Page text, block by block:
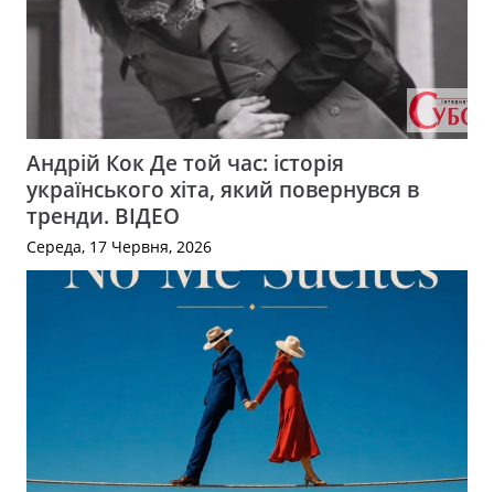
Андрій Кок Де той час: історія
українського хіта, який повернувся в
тренди. ВІДЕО
Середа, 17 Червня, 2026